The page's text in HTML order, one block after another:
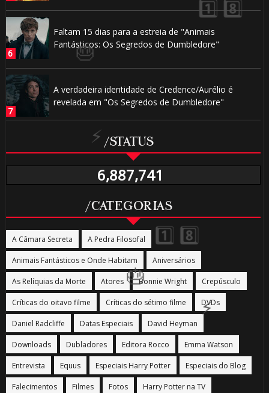
Faltam 15 dias para a estreia de "Animais
Fantásticos: Os Segredos de Dumbledore"
A verdadeira identidade de Credence/Aurélio é
revelada em "Os Segredos de Dumbledore"
/STATUS
6,887,741
/CATEGORIAS
A Câmara Secreta A Pedra Filosofal
Animais Fantásticos e Onde Habitam Aniversários
As Relíquias da Morte Atores Bonnie Wright Crepúsculo
Críticas do oitavo filme Críticas do sétimo filme DVDs
Daniel Radcliffe Datas Especiais David Heyman
Downloads Dubladores Editora Rocco Emma Watson
Entrevista Equus Especiais Harry Potter Especiais do Blog
Falecimentos Filmes Fotos Harry Potter na TV
⚡
🎂
🎂
⚡